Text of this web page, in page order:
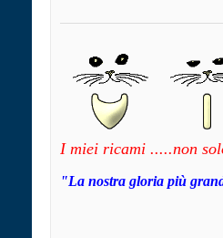
I miei ricami .....non
"La nostra gloria più